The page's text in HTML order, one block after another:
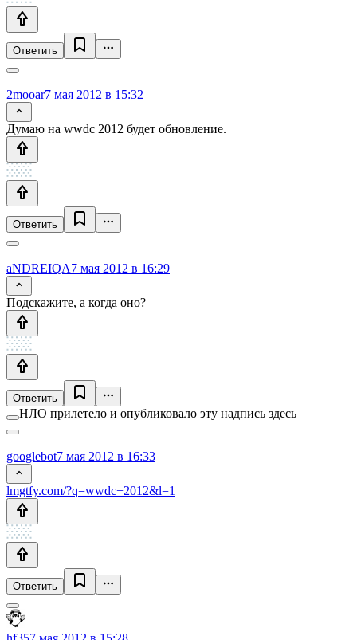
Ответить
2mooar7 мая 2012 в 15:32
Думаю на wwdc 2012 будет обновление.
Ответить
aNDREIQA7 мая 2012 в 16:29
Подскажите, а когда оно?
Ответить
НЛО прилетело и опубликовало эту надпись здесь
googlebot7 мая 2012 в 16:33
lmgtfy.com/?q=wwdc+2012&l=1
Ответить